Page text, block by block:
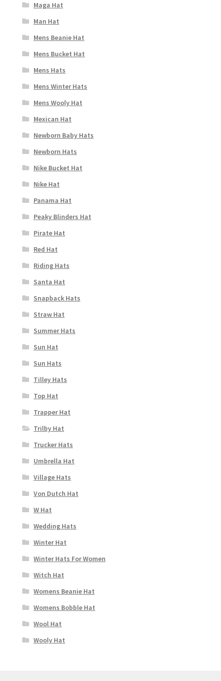
Maga Hat
Man Hat
Mens Beanie Hat
Mens Bucket Hat
Mens Hats
Mens Winter Hats
Mens Wooly Hat
Mexican Hat
Newborn Baby Hats
Newborn Hats
Nike Bucket Hat
Nike Hat
Panama Hat
Peaky Blinders Hat
Pirate Hat
Red Hat
Riding Hats
Santa Hat
Snapback Hats
Straw Hat
Summer Hats
Sun Hat
Sun Hats
Tilley Hats
Top Hat
Trapper Hat
Trilby Hat
Trucker Hats
Umbrella Hat
Village Hats
Von Dutch Hat
W Hat
Wedding Hats
Winter Hat
Winter Hats For Women
Witch Hat
Womens Beanie Hat
Womens Bobble Hat
Wool Hat
Wooly Hat